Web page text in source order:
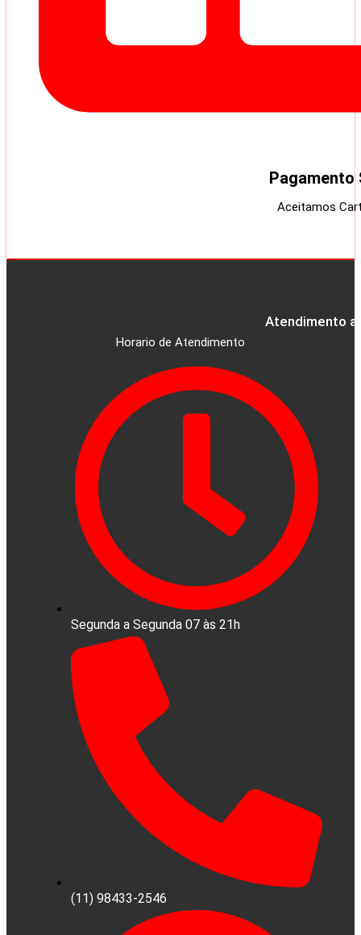
Pagamento
Aceitamos
Atendimento
Horario de Atendimento
Segunda a Segunda 07 às 21h
(11) 98433-2546